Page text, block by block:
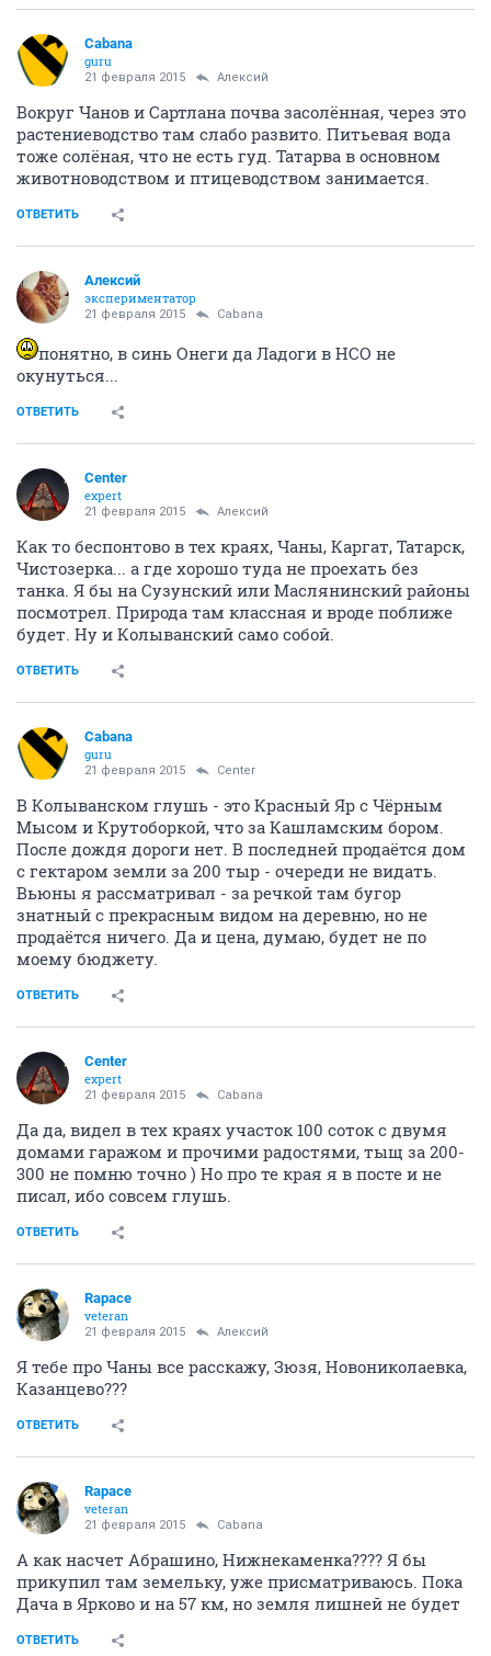
Cabana
guru
21 февраля 2015 Алексий
Вокруг Чанов и Сартлана почва засолённая, через это
растениеводство там слабо развито. Питьевая вода
тоже солёная, что не есть гуд. Татарва в основном
животноводством и птицеводством занимается.
ОТВЕТИТЬ
Алексий
экспериментатор
21 февраля 2015 Cabana
понятно, в синь Онеги да Ладоги в НСО не
окунуться...
ОТВЕТИТЬ
Center
expert
21 февраля 2015 Алексий
Как то беспонтово в тех краях, Чаны, Каргат, Татарск,
Чистозерка... а где хорошо туда не проехать без
танка. Я бы на Сузунский или Маслянинский районы
посмотрел. Природа там классная и вроде поближе
будет. Ну и Колыванский само собой.
ОТВЕТИТЬ
Cabana
guru
21 февраля 2015 Center
В Колыванском глушь - это Красный Яр с Чёрным
Мысом и Крутоборкой, что за Кашламским бором.
После дождя дороги нет. В последней продаётся дом
с гектаром земли за 200 тыр - очереди не видать.
Вьюны я рассматривал - за речкой там бугор
знатный с прекрасным видом на деревню, но не
продаётся ничего. Да и цена, думаю, будет не по
моему бюджету.
ОТВЕТИТЬ
Center
expert
21 февраля 2015 Cabana
Да да, видел в тех краях участок 100 соток с двумя
домами гаражом и прочими радостями, тыщ за 200-
300 не помню точно ) Но про те края я в посте и не
писал, ибо совсем глушь.
ОТВЕТИТЬ
Rapace
veteran
21 февраля 2015 Алексий
Я тебе про Чаны все расскажу, Зюзя, Новониколаевка,
Казанцево???
ОТВЕТИТЬ
Rapace
veteran
21 февраля 2015 Cabana
А как насчет Абрашино, Нижнекаменка???? Я бы
прикупил там земельку, уже присматриваюсь. Пока
Дача в Ярково и на 57 км, но земля лишней не будет
ОТВЕТИТЬ